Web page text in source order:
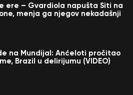
ere – Gvardiola napušta Siti na
menja ga njegov nekadašnji
na Mundijal: Anćeloti pročitao
Brazil u delirijumu (VIDEO)